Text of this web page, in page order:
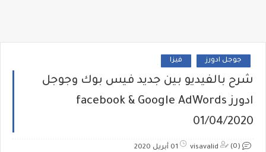
جوجل ادورز فيزا
شرح بالفيديو بين جديد فيس بوك وجوجل
ادورز facebook & Google AdWords
01/04/2020
visavalid 01 أبريل 2020 (0)